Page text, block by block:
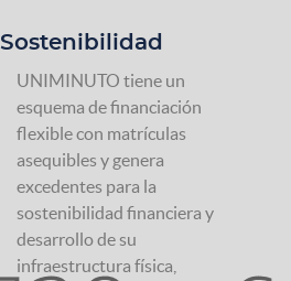
Sostenibilidad
UNIMINUTO tiene un
esquema de financiación
flexible con matrículas
asequibles y genera
excedentes para la
sostenibilidad financiera y
desarrollo de su
infraestructura física,